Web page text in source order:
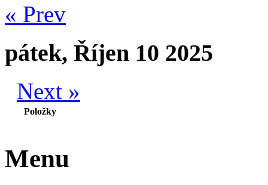
« Prev
pátek, Říjen 10 2025
Next »
Položky
Menu